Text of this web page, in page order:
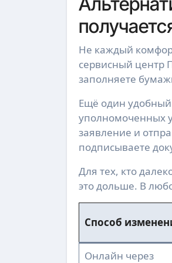
Не каждый
сервисный центр
заполняете
Ещё один удобный
уполномоченных
заявление и
подписываете
Для тех, кто
это дольше. В
Способ
Онлайн через